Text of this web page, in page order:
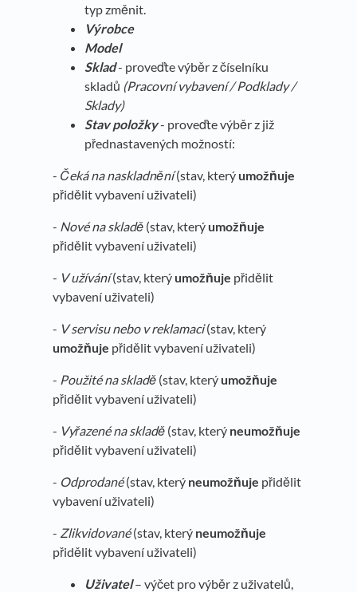
typ změnit.
Výrobce
Model
Sklad- proveďte výběr z číselníku
skladů (Pracovní vybavení / Podklady /
Sklady)
Stav položky- proveďte výběr z již
přednastavených možností:
- Čeká na naskladnění(stav, který umožňuje
přidělit vybavení uživateli)
- Nové na skladě (stav, který umožňuje
přidělit vybavení uživateli)
- V užívání(stav, který umožňuje přidělit
vybavení uživateli)
- V servisu nebo v reklamaci(stav, který
umožňuje přidělit vybavení uživateli)
- Použité na skladě (stav, který umožňuje
přidělit vybavení uživateli)
- Vyřazené na skladě (stav, který neumožňuje
přidělit vybavení uživateli)
- Odprodané(stav, který neumožňuje přidělit
vybavení uživateli)
- Zlikvidované(stav, který neumožňuje
přidělit vybavení uživateli)
Uživatel– výčet pro výběr z uživatelů,